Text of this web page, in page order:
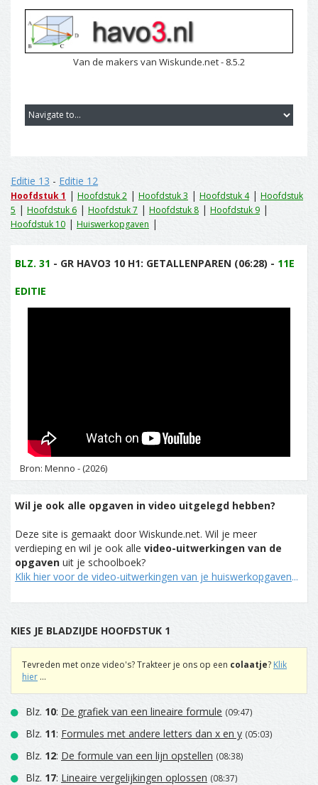
Van de makers van Wiskunde.net - 8.5.2
Editie 13 - Editie 12
Hoofdstuk 1 | Hoofdstuk 2 | Hoofdstuk 3 | Hoofdstuk 4| Hoofdstuk
5 | Hoofdstuk 6 | Hoofdstuk 7 | Hoofdstuk 8 | Hoofdstuk 9 |
Hoofdstuk 10 | Huiswerkopgaven |
BLZ. 31 - GR HAVO3 10 H1: GETALLENPAREN (06:28) - 11E
EDITIE
Bron: Menno - (2026)
Wil je ook alle opgaven in video uitgelegd hebben?
Deze site is gemaakt door Wiskunde.net. Wil je meer
verdieping en wil je ook alle video-uitwerkingen van de
opgaven uit je schoolboek?
Klik hier voor de video-uitwerkingen van je huiswerkopgaven...
KIES JE BLADZIJDE HOOFDSTUK 1
Tevreden met onze video's? Trakteer je ons op een colaatje? Klik
hier ...
Blz. 10: De grafiek van een lineaire formule (09:47)
Blz. 11: Formules met andere letters dan x en y (05:03)
Blz. 12: De formule van een lijn opstellen (08:38)
Blz. 17: Lineaire vergelijkingen oplossen (08:37)